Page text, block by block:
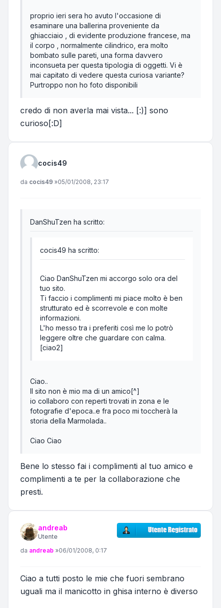
proprio ieri sera ho avuto l'occasione di
esaminare una ballerina proveniente da
ghiacciaio , di evidente produzione francese, ma
il corpo , normalmente cilindrico, era molto
bombato sulle pareti, una forma davvero
inconsueta per questa tipologia di oggetti. Vi è
mai capitato di vedere questa curiosa variante?
Purtroppo non ho foto disponibili
credo di non averla mai vista... [:)] sono
curioso[:D]
cocis49
Messaggio
da cocis49 »05/01/2008, 23:17
DanShuTzen ha scritto:
cocis49 ha scritto:
Ciao DanShuTzen mi accorgo solo ora del
tuo sito.
Ti faccio i complimenti mi piace molto è ben
strutturato ed è scorrevole e con molte
informazioni.
L'ho messo tra i preferiti così me lo potrò
leggere oltre che guardare con calma.
[ciao2]
Ciao..
Il sito non è mio ma di un amico[^]
io collaboro con reperti trovati in zona e le
fotografie d'epoca..e fra poco mi toccherà la
storia della Marmolada..
Ciao Ciao
Bene lo stesso fai i complimenti al tuo amico e
complimenti a te per la collaborazione che
presti.
andreab
Utente
Messaggio
da andreab »06/01/2008, 0:17
Ciao a tutti posto le mie che fuori sembrano
uguali ma il manicotto in ghisa interno è diverso